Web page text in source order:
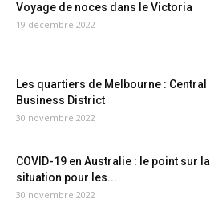
Voyage de noces dans le Victoria
19 décembre 2022
Les quartiers de Melbourne : Central
Business District
30 novembre 2022
COVID-19 en Australie : le point sur la
situation pour les...
30 novembre 2022